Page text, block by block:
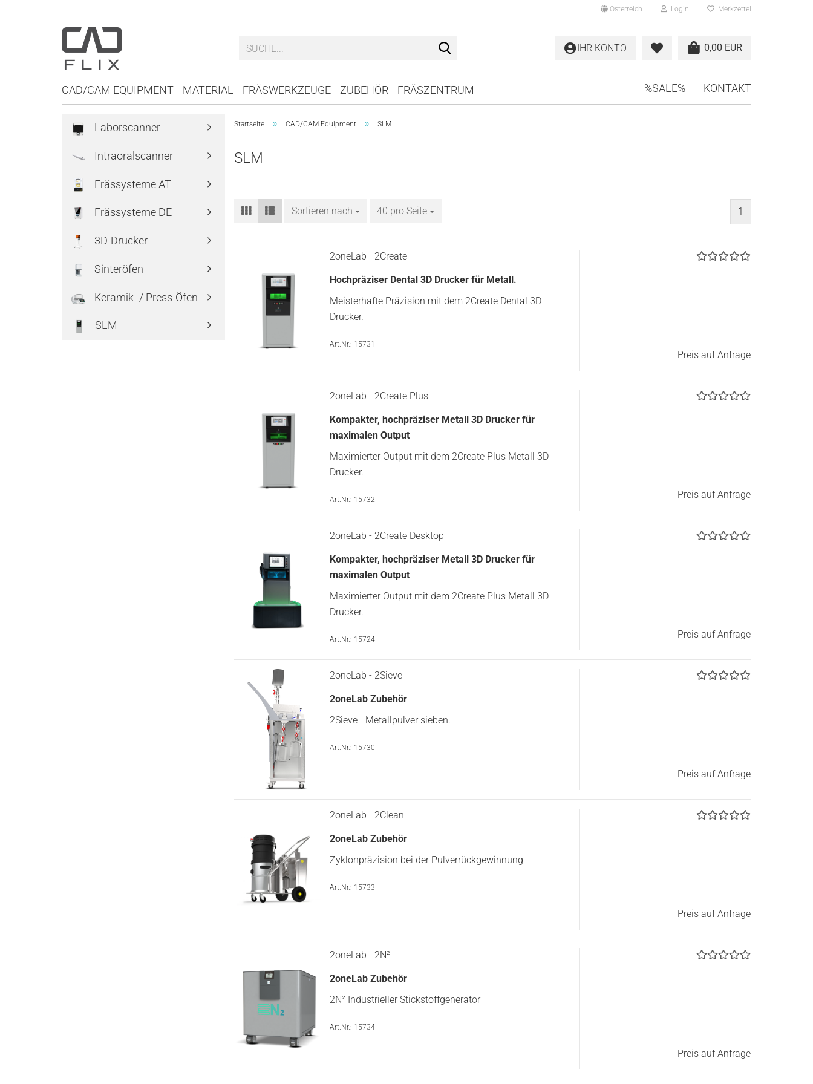
Österreich Login Merkzettel
0,00 EUR
IHR KONTO
CAD/CAM EQUIPMENT MATERIAL FRÄSWERKZEUGE ZUBEHÖR FRÄSZENTRUM %SALE% KONTAKT
Startseite » CAD/CAM Equipment » SLM
SLM
Sortieren nach
Sortieren nach 40 pro Seite
pro Seite 1
2oneLab - 2Create
Hochpräziser Dental 3D Drucker für Metall.
Meisterhafte Präzision mit dem 2Create ​Dental 3D
Drucker.
Art.Nr.: 15731
Preis auf Anfrage
2oneLab - 2Create Plus
Kompakter, hochpräziser Metall 3D Drucker für
maximalen Output
Maximierter Output mit dem 2Create Plus Metall 3D
Drucker.
Art.Nr.: 15732 Preis auf Anfrage
2oneLab - 2Create Desktop
Kompakter, hochpräziser Metall 3D Drucker für
maximalen Output
Maximierter Output mit dem 2Create Plus Metall 3D
Drucker.
Art.Nr.: 15724 Preis auf Anfrage
2oneLab - 2Sieve
2oneLab Zubehör
2Sieve - Metallpulver sieben.
Art.Nr.: 15730
Preis auf Anfrage
2oneLab - 2Clean
2oneLab Zubehör
Zyklonpräzision bei der Pulverrückgewinnung
Art.Nr.: 15733
Preis auf Anfrage
2oneLab - 2N²
2oneLab Zubehör
2N² Industrieller Stickstoffgenerator
Art.Nr.: 15734
Preis auf Anfrage
Laborscanner
Intraoralscanner
Frässysteme AT
Frässysteme DE
3D-Drucker
Sinteröfen
Keramik- / Press-Öfen
SLM